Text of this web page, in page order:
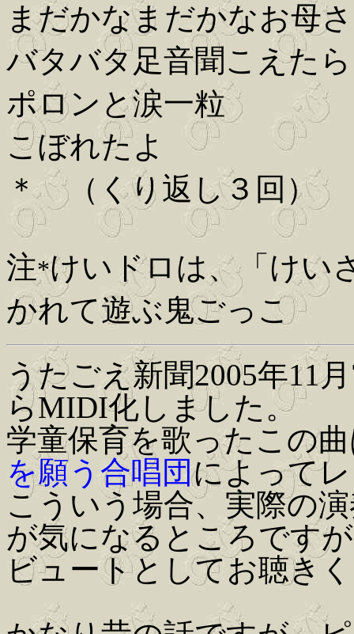
まだかなまだかなお母
バタバタ足音聞こえたら
ポロンと涙一粒
こぼれたよ
＊ （くり返し３回）
注*けいドロは、「けい
かれて遊ぶ鬼ごっこ
うたごえ新聞2005年11
らMIDI化しました。
学童保育を歌ったこの
を願う合唱団によって
こういう場合、実際の
が気になるところです
ビュートとしてお聴き